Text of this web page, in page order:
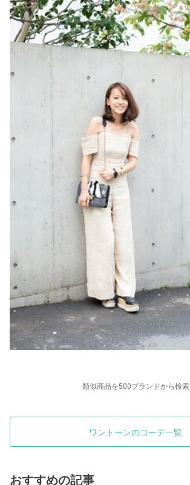
類似商品を500ブランドから検索
ワントーンのコーデ一覧
おすすめの記事